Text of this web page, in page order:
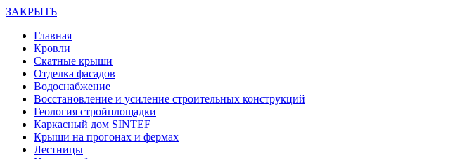
ЗАКРЫТЬ
Главная
Кровли
Скатные крыши
Отделка фасадов
Водоснабжение
Восстановление и усиление строительных конструкций
Геология стройплощадки
Каркасный дом SINTEF
Крыши на прогонах и фермах
Лестницы